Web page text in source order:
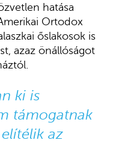
hatása
Ortodox
őslakosok is
azaz önállóságot
ki is
támogatnak
az